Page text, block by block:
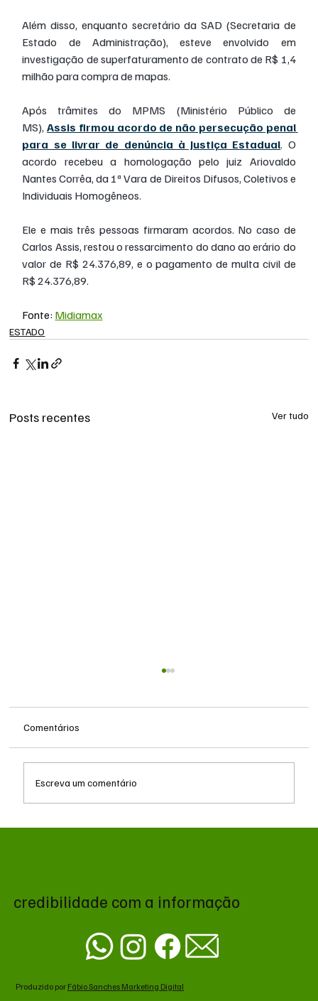
Além disso, enquanto secretário da SAD (Secretaria de
Estado de Administração), esteve envolvido em
investigação de superfaturamento de contrato de R$ 1,4
milhão para compra de mapas.
Após trâmites do MPMS (Ministério Público de
MS), Assis firmou acordo de não persecução penal
para se livrar de denúncia à Justiça Estadual. O
acordo recebeu a homologação pelo juiz Ariovaldo
Nantes Corrêa, da 1ª Vara de Direitos Difusos, Coletivos e
Individuais Homogêneos.
Ele e mais três pessoas firmaram acordos. No caso de
Carlos Assis, restou o ressarcimento do dano ao erário do
valor de R$ 24.376,89, e o pagamento de multa civil de
R$ 24.376,89.
Fonte: Midiamax
ESTADO
Posts recentes Ver tudo
Comentários
Escreva um comentário
credibilidade com a informação
Produzido por Fábio Sanches Marketing Digital